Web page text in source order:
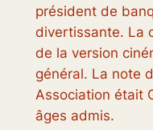
président de
divertissante. La
de la version
général. La note
Association était
âges admis.